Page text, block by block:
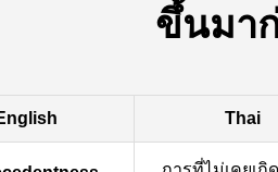
ขึ้นมา
Thai